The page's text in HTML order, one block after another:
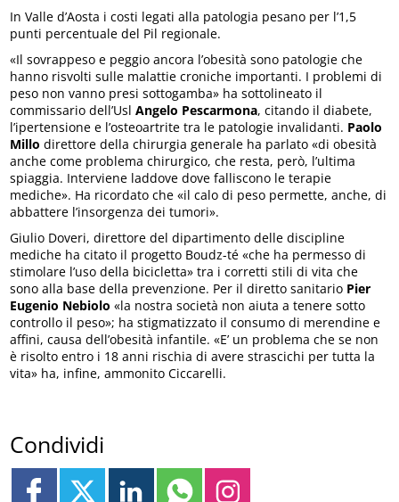
In Valle d’Aosta i costi legati alla patologia pesano per l’1,5
punti percentuale del Pil regionale.
«Il sovrappeso e peggio ancora l’obesità sono patologie che
hanno risvolti sulle malattie croniche importanti. I problemi di
peso non vanno presi sottogamba» ha sottolineato il
commissario dell’UslAngelo Pescarmona, citando il diabete,
l’ipertensione e l’osteoartrite tra le patologie invalidanti. Paolo
Millo direttore della chirurgia generale ha parlato «di obesità
anche come problema chirurgico, che resta, però, l’ultima
spiaggia. Interviene laddove dove falliscono le terapie
mediche». Ha ricordato che «il calo di peso permette, anche, di
abbattere l’insorgenza dei tumori».
Giulio Doveri, direttore del dipartimento delle discipline
mediche ha citato il progetto Boudz-té «che ha permesso di
stimolare l’uso della bicicletta» tra i corretti stili di vita che
sono alla base della prevenzione. Per il diretto sanitario Pier
Eugenio Nebiolo «la nostra società non aiuta a tenere sotto
controllo il peso»; ha stigmatizzato il consumo di merendine e
affini, causa dell’obesità infantile. «E’ un problema che se non
è risolto entro i 18 anni rischia di avere strascichi per tutta la
vita» ha, infine, ammonito Ciccarelli.
Condividi